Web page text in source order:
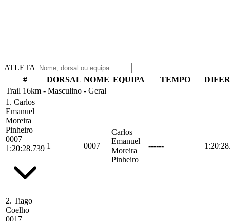
ATLETA
#
DORSAL NOME EQUIPA TEMPO
Trail 16km - Masculino - Geral
1. Carlos
Emanuel
Moreira
Pinheiro
0007 |
1:20:28.739 1 0007
Carlos
Emanuel
Moreira
Pinheiro
------
2. Tiago
Coelho
0017 |